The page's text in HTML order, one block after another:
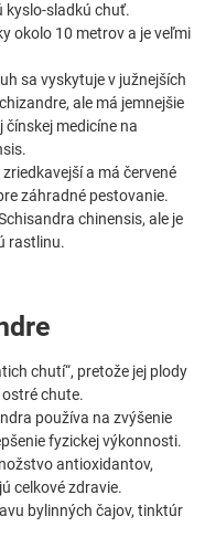
kyslo-sladkú chuť.
okolo 10 metrov a je veľmi
sa vyskytuje v južnejších
ale má jemnejšie
čínskej medicíne na
a má červené
záhradné pestovanie.
chinensis, ale je
rastlinu.
chutí“, pretože jej plody
chute.
používa na zvýšenie
fyzickej výkonnosti.
antioxidantov,
celkové zdravie.
bylinných čajov, tinktúr